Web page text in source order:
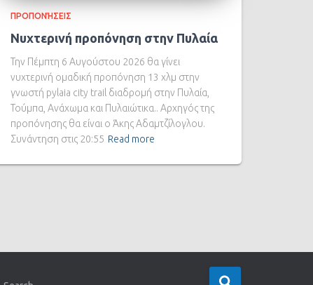
ΠΡΟΠΟΝΉΣΕΙΣ
Νυχτερινή προπόνηση στην Πυλαία
Την Πέμπτη 6 Αυγούστου 2026 θα γίνει
νυχτερινή ομαδική προπόνηση 13 χλμ στην
γνωστή pylaia city trail διαδρομή στην Πυλαία,
Τούμπα, Ανάχωμα και Πυλαιώτικα.. Αρχηγός της
προπόνησης θα είναι ο Άκης Αδαμτζίλογλου.
Συνάντηση στις 20:55 Read more